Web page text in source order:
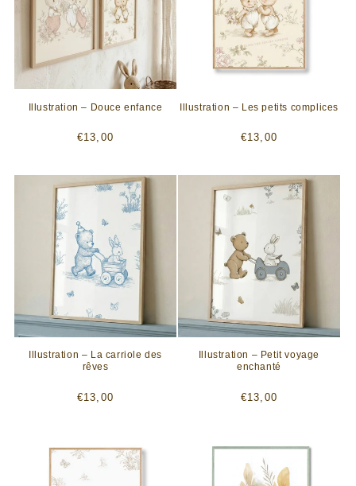
Illustration – Douce enfance
Prix
€13,00
Illustration – Les petits complices
Prix
€13,00
Illustration – La carriole des
rêves
Prix
€13,00
Illustration – Petit voyage
enchanté
Prix
€13,00